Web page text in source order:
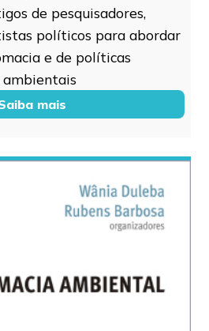
de pesquisadores,
políticos para abordar
e de políticas
ambientais
mais